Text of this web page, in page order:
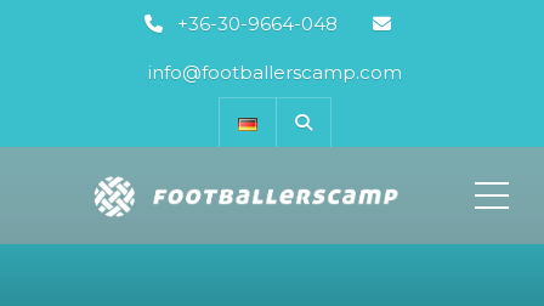
+36-30-9664-048
info@footballerscamp.com